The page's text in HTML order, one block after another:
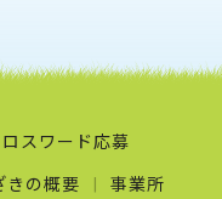
スワード応募
きの概要 事業所